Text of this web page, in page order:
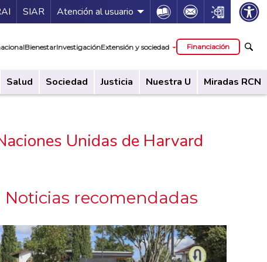
de servicios
SIAR Atención al usuario Icon Icon Icon
BienestarInvestigaciónExtensión y sociedad Financiación
Salud Sociedad Justicia Nuestra U Miradas RCN
Unidas de Harvard
Noticias recomendadas